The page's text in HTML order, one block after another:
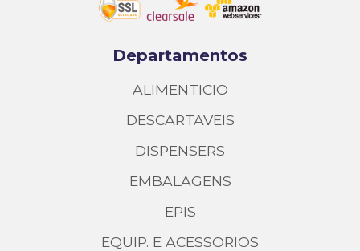
Departamentos
ALIMENTICIO
DESCARTAVEIS
DISPENSERS
EMBALAGENS
EPIS
EQUIP. E ACESSORIOS